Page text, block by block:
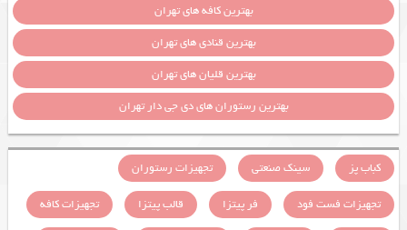
بهترین کافه های تهران
بهترین قنادی های تهران
بهترین قلیان های تهران
بهترین رستوران های دی جی دار تهران
کباب پز سینک صنعتی
تجهیزات رستوران
تجهیزات فست فود
فر پیتزا قالب پیتزا
تجهیزات کافه